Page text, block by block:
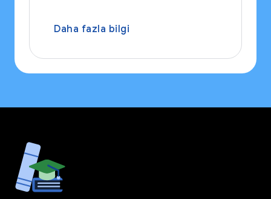
Daha fazla bilgi